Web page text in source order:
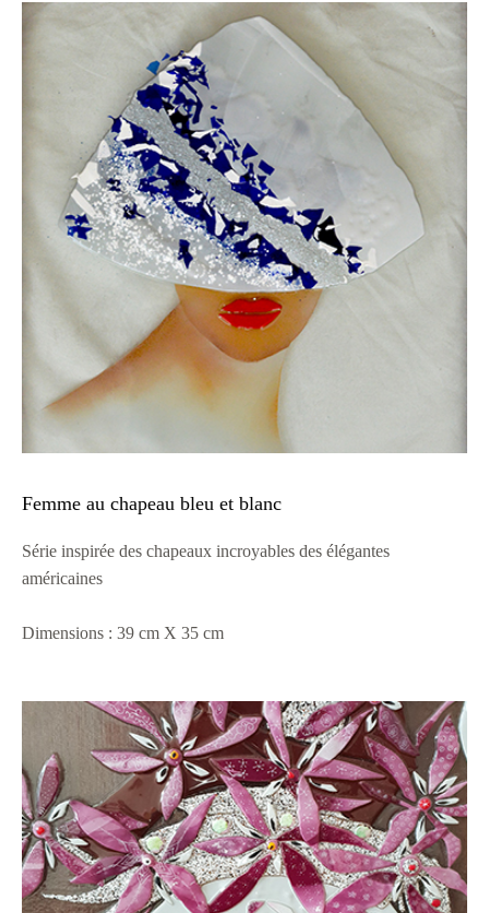
Femme au chapeau bleu et blanc
Série inspirée des chapeaux incroyables des élégantes
américaines
Dimensions : 39 cm X 35 cm